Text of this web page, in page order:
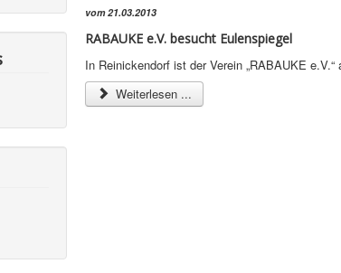
vom 21.03.2013
RABAUKE e.V. besucht Eulenspiegel
In Reinickendorf ist der Verein „RABAUKE e.V.“
Weiterlesen ...